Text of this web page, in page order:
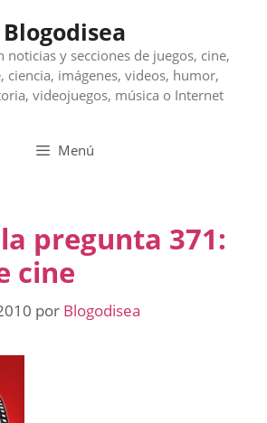
Blogodisea
noticias y secciones de juegos, cine,
ciencia, imágenes, videos, humor,
videojuegos, música o Internet
Menú
pregunta 371:
cine
por Blogodisea